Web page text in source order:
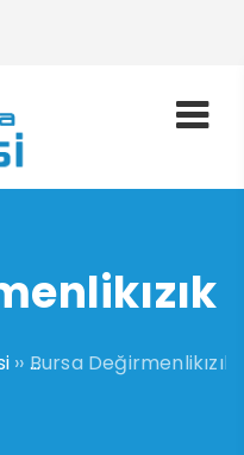
›› Bursa Değirmenlikızık